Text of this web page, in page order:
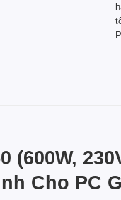
(600W,
Cho PC